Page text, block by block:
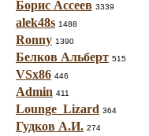
Борис Ассеев 3339
alek48s 1488
Ronny 1390
Белков Альберт 515
VSx86 446
Admin 411
Lounge_Lizard 364
Гудков А.И. 274